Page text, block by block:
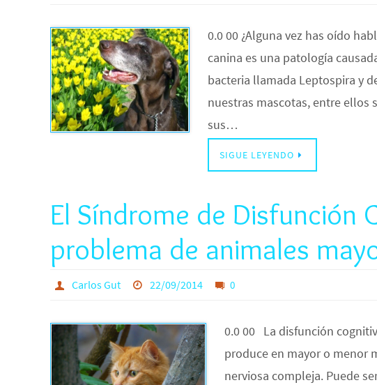
0.0 00 ¿Alguna vez has oído
canina es una patología
bacteria llamada Leptospira y
nuestras mascotas, entre ellos
sus…
SIGUE LEYENDO
El Síndrome de Disfunción
problema de animales
Carlos Gut 22/09/2014 0
0.0 00 La disfunción
produce en mayor o menor
nerviosa compleja. Puede